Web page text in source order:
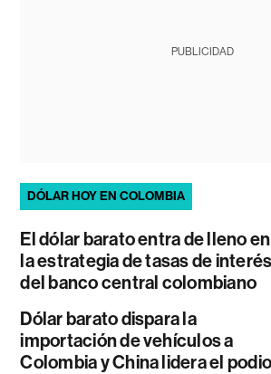
PUBLICIDAD
DÓLAR HOY EN COLOMBIA
El dólar barato entra de lleno en
la estrategia de tasas de interés
del banco central colombiano
Dólar barato dispara la
importación de vehículos a
Colombia y China lidera el podio